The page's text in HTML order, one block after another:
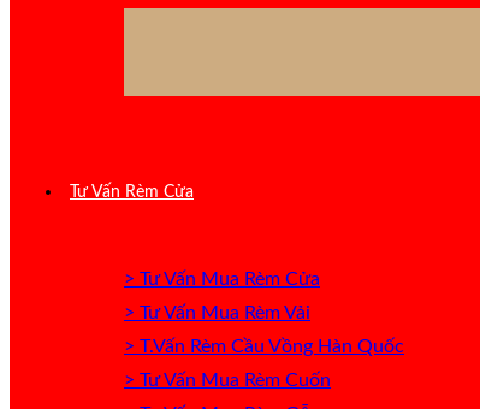
Tư Vấn Rèm Cửa
> Tư Vấn Mua Rèm Cửa
> Tư Vấn Mua Rèm Vải
> T.Vấn Rèm Cầu Vồng Hàn Quốc
> Tư Vấn Mua Rèm Cuốn